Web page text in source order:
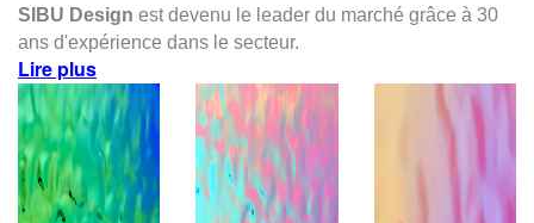
SIBU Design est devenu le leader du marché grâce à 30
ans d'expérience dans le secteur.
Lire plus